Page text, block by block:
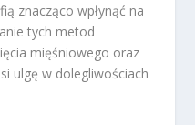
znacząco wpłynąć na
tych metod
mięśniowego oraz
ulgę w dolegliwościach